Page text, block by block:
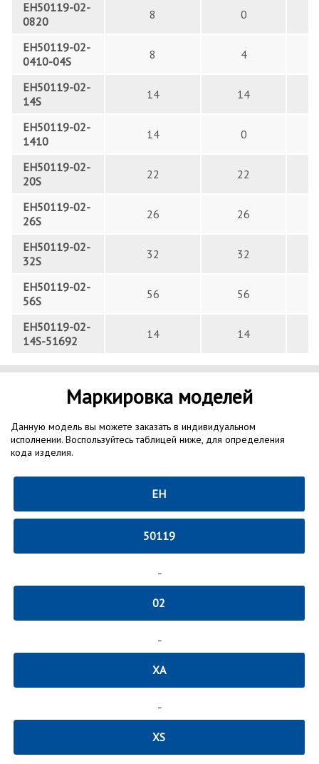
EH50119-02-
0820
8 0
EH50119-02-
0410-04S
8 4
EH50119-02-
14S
14 14
EH50119-02-
1410
14 0
EH50119-02-
20S
22 22
EH50119-02-
26S
26 26
EH50119-02-
32S
32 32
EH50119-02-
56S
56 56
EH50119-02-
14S-51692
14 14
Маркировка моделей
Данную модель вы можете заказать в индивидуальном
исполнении. Воспользуйтесь таблицей ниже, для определения
кода изделия.
EH
50119
-
02
-
XA
-
XS